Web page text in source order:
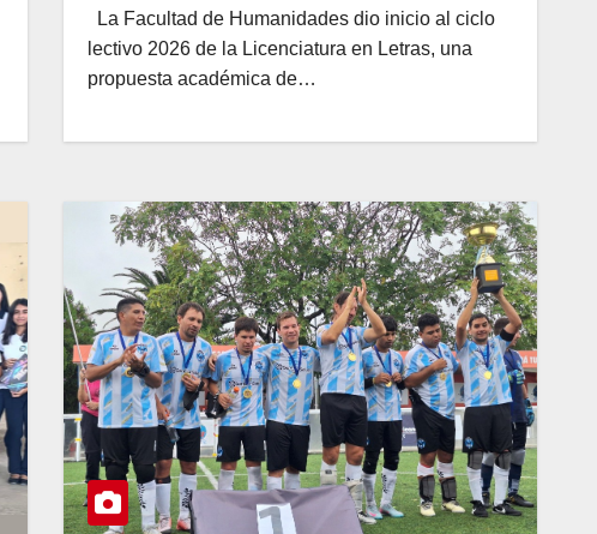
La Facultad de Humanidades dio inicio al ciclo
lectivo 2026 de la Licenciatura en Letras, una
propuesta académica de…